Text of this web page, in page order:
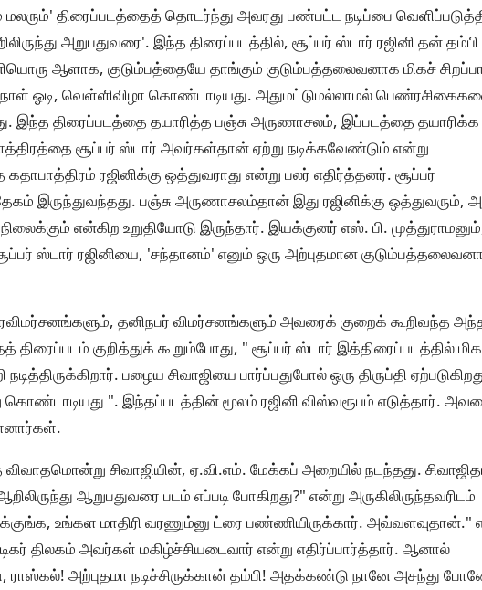
திரைப்படத்தைத் தொடர்ந்து அவரது பண்பட்ட நடிப்பை
அறுபதுவரை'. இந்த திரைப்படத்தில், சூப்பர் ஸ்டார் ரஜினி தன் தம்பி
ஆளாக, குடும்பத்தையே தாங்கும் குடும்பத்தலைவனாக மிகச்
ஓடி, வெள்ளிவிழா கொண்டாடியது. அதுமட்டுமல்லாமல்
இந்த திரைப்படத்தை தயாரித்த பஞ்சு அருணாசலம், இப்படத்தை தயாரிக்க
சூப்பர் ஸ்டார் அவர்கள்தான் ஏற்று நடிக்கவேண்டும் என்று
ரஜினிக்கு ஒத்துவராது என்று பலர் எதிர்த்தனர். சூப்பர்
இருந்துவந்தது. பஞ்சு அருணாசலம்தான் இது ரஜினிக்கு ஒத்துவரும்,
என்கிற உறுதியோடு இருந்தார். இயக்குனர் எஸ். பி.
ஸ்டார் ரஜினியை, 'சந்தானம்' எனும் ஒரு அற்புதமான
தனிநபர் விமர்சனங்களும் அவரைக் குறைக் கூறிவந்த
திரைப்படம் குறித்துக் கூறும்போது, " சூப்பர் ஸ்டார் இத்திரைப்படத்தில் மிக
பழைய சிவாஜியை பார்ப்பதுபோல் ஒரு திருப்தி
". இந்தப்படத்தின் மூலம் ரஜினி விஸ்வரூபம் எடுத்தார்.
சிவாஜியின், ஏ.வி.எம். மேக்கப் அறையில் நடந்தது.
ஆறுபதுவரை படம் எப்படி போகிறது?" என்று அருகிலிருந்தவரிடம்
உங்கள மாதிரி வரணும்னு ட்ரை பண்ணியிருக்கார். அவ்வளவுதான்."
திலகம் அவர்கள் மகிழ்ச்சியடைவார் என்று எதிர்ப்பார்த்தார். ஆனால்
அற்புதமா நடிச்சிருக்கான் தம்பி! அதக்கண்டு நானே அசந்து